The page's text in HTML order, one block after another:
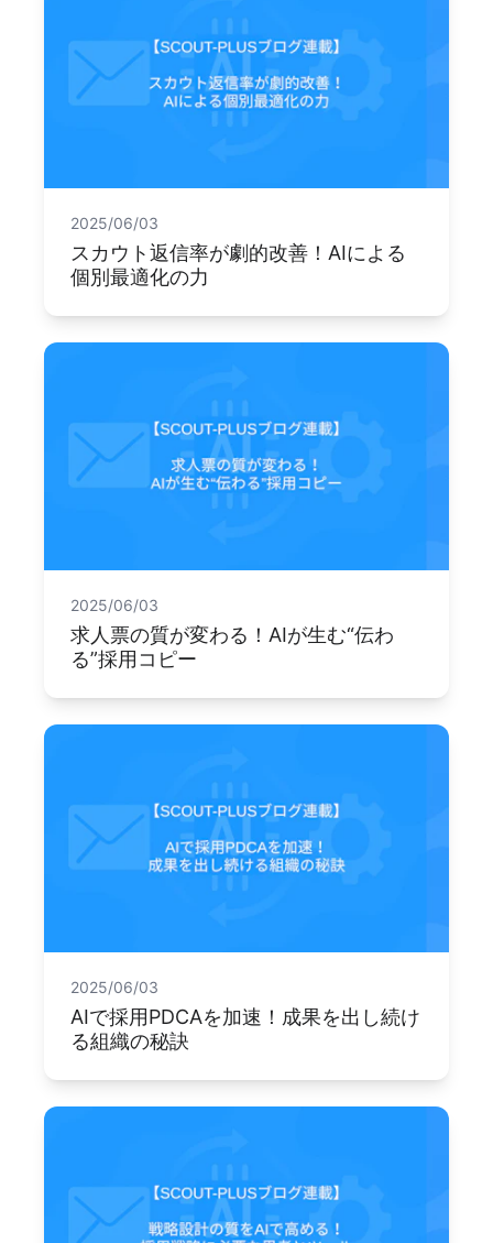
2025/06/03
スカウト返信率が劇的改善！AIによる
個別最適化の力
2025/06/03
求人票の質が変わる！AIが生む“伝わ
る”採用コピー
2025/06/03
AIで採用PDCAを加速！成果を出し続け
る組織の秘訣